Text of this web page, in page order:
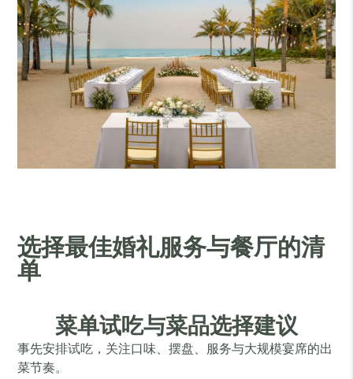
选择最佳婚礼服务与餐厅的清
单
菜单试吃与菜品选择建议
事先安排试吃，关注口味、摆盘、服务与大规模宴席的出
菜节奏。